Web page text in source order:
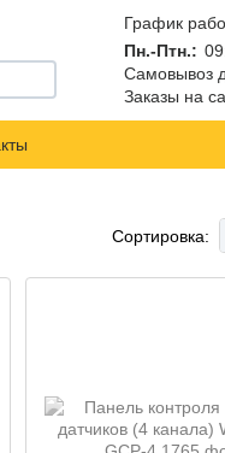
График
Пн.-Птн.:
Самовывоз
Заказы на
Сортировка: